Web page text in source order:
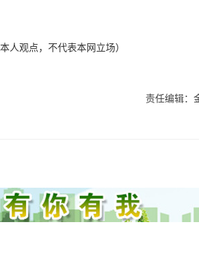
人观点，不代表本网立场）
责任编辑：